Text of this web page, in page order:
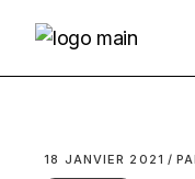
18 JANVIER 2021